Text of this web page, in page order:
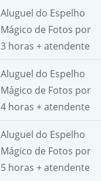
Aluguel do Espelho
Mágico de Fotos por
3 horas + atendente
Aluguel do Espelho
Mágico de Fotos por
4 horas + atendente
Aluguel do Espelho
Mágico de Fotos por
5 horas + atendente